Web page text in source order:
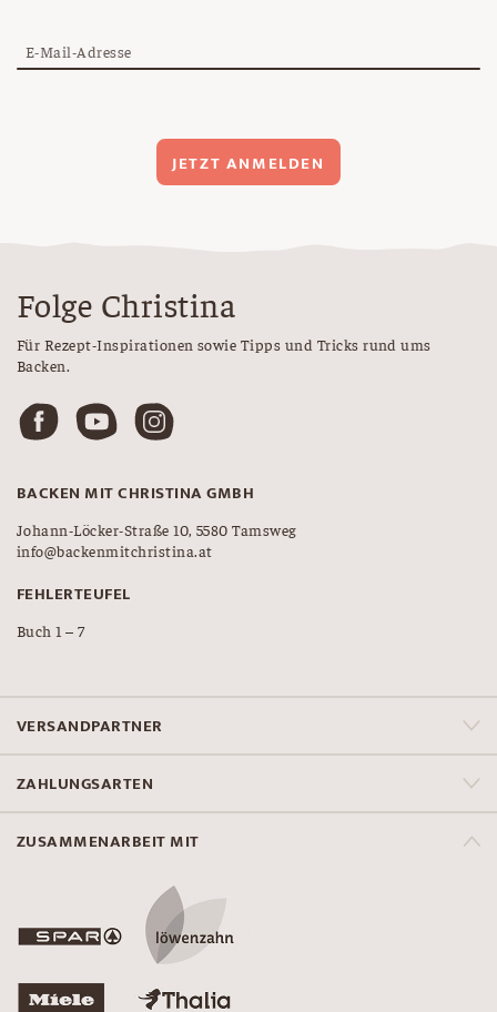
E-Mail-Adresse
JETZT ANMELDEN
Folge Christina
Für Rezept-Inspirationen sowie Tipps und Tricks rund ums
Backen.
BACKEN MIT CHRISTINA GMBH
Johann-Löcker-Straße 10, 5580 Tamsweg
info@backenmitchristina.at
FEHLERTEUFEL
Buch 1 – 7
VERSANDPARTNER
ZAHLUNGSARTEN
ZUSAMMENARBEIT MIT